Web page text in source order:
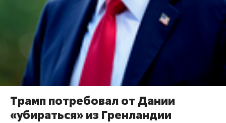
Трамп потребовал от Дании
«убираться» из Гренландии